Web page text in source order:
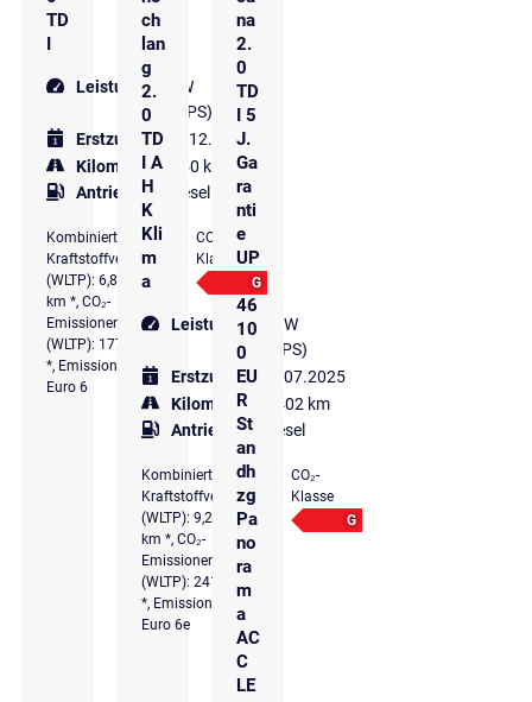
TD
I
Leistung 81 kW
(110 PS)
Erstzulassung
12.2024
Kilometer 9.950 km
Antriebsart
Diesel
Kombinierter
Kraftstoffverbrauch
(WLTP): 6,8 l/100
km *, CO₂-
Emissionen komb.
(WLTP): 177 g/km
*, Emissionsklasse
Euro 6
CO₂-
Klasse
G
ch
lan
g
2.
0
TD
I A
H
K
Kli
m
a
Leistung 103 kW
(140 PS)
Erstzulassung
07.2025
Kilometer
20.402 km
Antriebsart
Diesel
Kombinierter
Kraftstoffverbrauch
(WLTP): 9,2 l/100
km *, CO₂-
Emissionen komb.
(WLTP): 241 g/km
*, Emissionsklasse
Euro 6e
CO₂-
Klasse
G
na
2.
0
TD
I 5
J.
Ga
ra
nti
e
UP
46
10
0
EU
R
St
an
dh
zg
Pa
no
ra
m
a
AC
C
LE